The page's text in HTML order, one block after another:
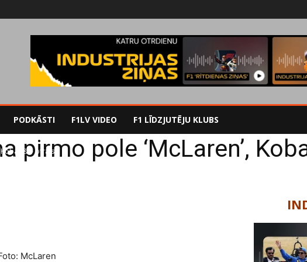
PODKĀSTI F1LV VIDEO F1 LĪDZJUTĒJU KLUBS
- otrais
pirmo pole ‘McLaren’,